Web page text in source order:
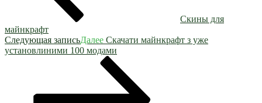
Скины для
майнкрафт
Следующая записьДалее Скачати майнкрафт з уже
установлиними 100 модами